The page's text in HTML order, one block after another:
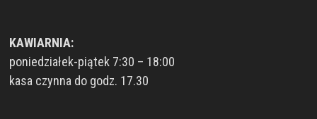
KAWIARNIA:
poniedziałek-piątek 7:30 – 18:00
kasa czynna do godz. 17.30